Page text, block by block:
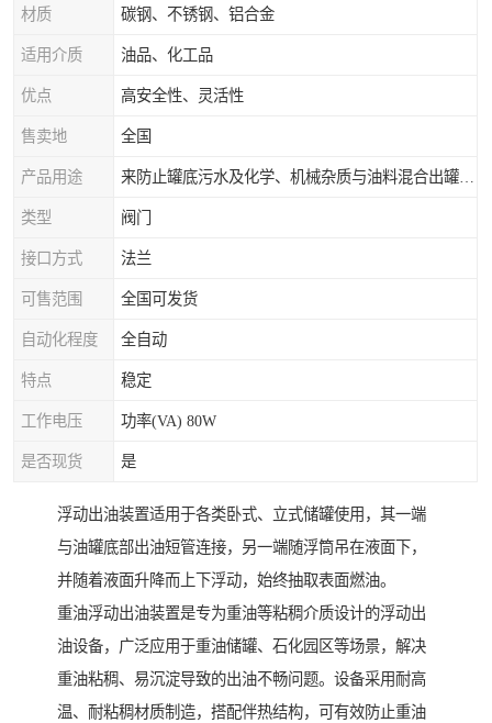
材质 碳钢、不锈钢、铝合金
适用介质 油品、化工品
优点 高安全性、灵活性
售卖地 全国
产品用途
类型 阀门
接口方式 法兰
可售范围 全国可发货
自动化程度 全自动
特点 稳定
工作电压 功率(VA) 80W
是否现货 是
浮动出油装置适用于各类卧式、立式储罐使用，其一端
与油罐底部出油短管连接，另一端随浮筒吊在液面下，
并随着液面升降而上下浮动，始终抽取表面燃油。
重油浮动出油装置是专为重油等粘稠介质设计的浮动出
油设备，广泛应用于重油储罐、石化园区等场景，解决
重油粘稠、易沉淀导致的出油不畅问题。设备采用耐高
温、耐粘稠材质制造，搭配伴热结构，可有效防止重油